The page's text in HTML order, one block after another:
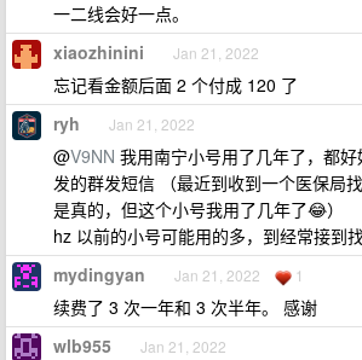
一二线会好一点。
xiaozhinini Jan 21, 2022
忘记看金额后面 2 个付成 120 了
ryh Jan 21, 2022
@V9NN 我用南宁小号用了几年了，都
发的群发短信 （最近到收到一个医保局
是真的，但这个小号我用了几年了😂）
hz 以前的小号可能用的多，到经常接到
mydingyan Jan 21, 2022 1
续费了 3 次一年和 3 次半年。 感谢
wlb955 Jan 21, 2022